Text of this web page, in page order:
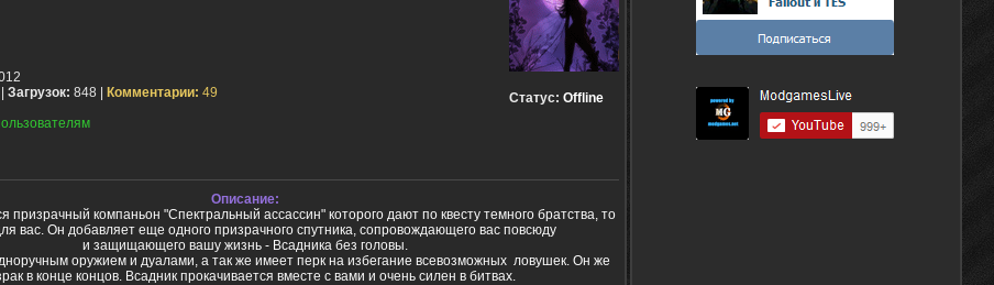
Статус: Offline
Загрузок: 848 | Комментарии: 49
Описание:
призрачный компаньон "Спектральный ассассин" которого дают по квесту темного братства, то
вас. Он добавляет еще одного призрачного спутника, сопровождающего вас повсюду
и защищающего вашу жизнь - Всадника без головы.
оружием и дуалами, а так же имеет перк на избегание всевозможных ловушек. Он же
в конце концов. Всадник прокачивается вместе с вами и очень силен в битвах.